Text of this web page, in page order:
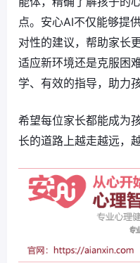
点。安心AI不仅能够提
对性的建议，帮助家长
适应新环境还是克服困
学、有效的指导，助力
希望每位家长都能成为
长的道路上越走越远，